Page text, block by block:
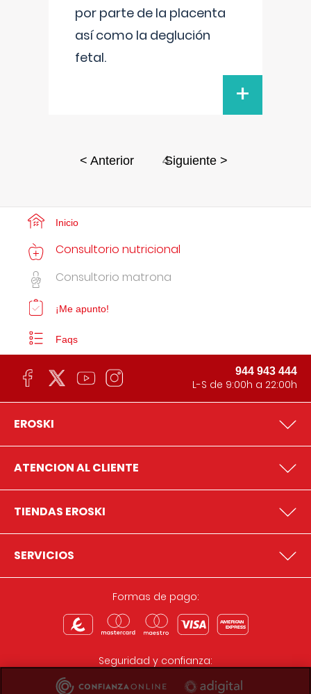
por parte de la placenta
así como la deglución
fetal.
+
< Anterior 4
Siguiente >
Inicio
Consultorio nutricional
Consultorio matrona
¡Me apunto!
Faqs
944 943 444
L-S de 9:00h a 22:00h
EROSKI
ATENCION AL CLIENTE
TIENDAS EROSKI
SERVICIOS
Formas de pago:
Seguridad y confianza: